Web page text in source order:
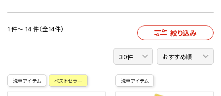
1 件～ 14 件（全14件） 絞り込み
洗車アイテム ベストセラー 洗車アイテム